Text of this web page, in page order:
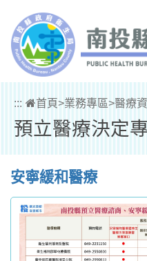
::: 首頁>業務專區>醫療
預立醫療決定
安寧緩和醫療